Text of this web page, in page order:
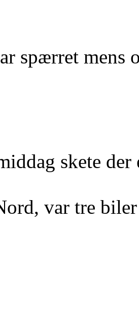
spærret mens
skete
var tre